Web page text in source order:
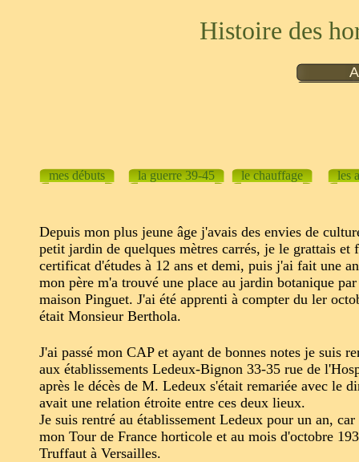
Histoire des
mes débuts la guerre 39-45 le chauffage les
Depuis mon plus jeune âge j'avais des envies de
petit jardin de quelques mètres carrés, je le grattais et
certificat d'études à 12 ans et demi, puis j'ai fait une
mon père m'a trouvé une place au jardin botanique
maison Pinguet. J'ai été apprenti à compter du ler
était Monsieur Berthola.
J'ai passé mon CAP et ayant de bonnes notes je suis
aux établissements Ledeux-Bignon 33-35 rue de
après le décès de M. Ledeux s'était remariée avec le
avait une relation étroite entre ces deux lieux.
Je suis rentré au établissement Ledeux pour un an,
mon Tour de France horticole et au mois d'octobre
Truffaut à Versailles.